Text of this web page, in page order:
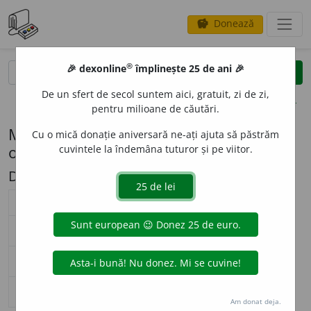
savings Donează
opțiuni
Modelul de flexiune M202-s (peso (pl. -
os))
Descriere: pl. -s
M202-s) nearticulat
nominativ-acuzativ
singular peso pesoul
plural pesos —
genitiv-dativ
singular peso pesoului
plural pe sos —
🎉 dexonline® împlinește 25 de ani 🎉
De un sfert de secol suntem aici, gratuit, zi de zi,
pentru milioane de căutări.
Cu o mică donație aniversară ne-ați ajuta să păstrăm
cuvintele la îndemâna tuturor și pe viitor.
Am donat deja.